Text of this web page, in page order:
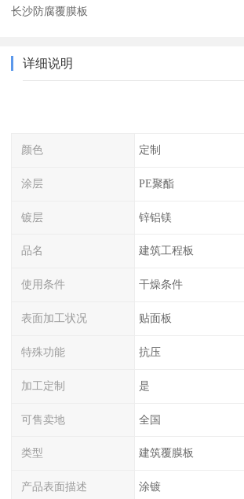
长沙防腐覆膜板
详细说明
颜色 定制
涂层 PE聚酯
镀层 锌铝镁
品名 建筑工程板
使用条件 干燥条件
表面加工状况 贴面板
特殊功能 抗压
加工定制 是
可售卖地 全国
类型 建筑覆膜板
产品表面描述 涂镀